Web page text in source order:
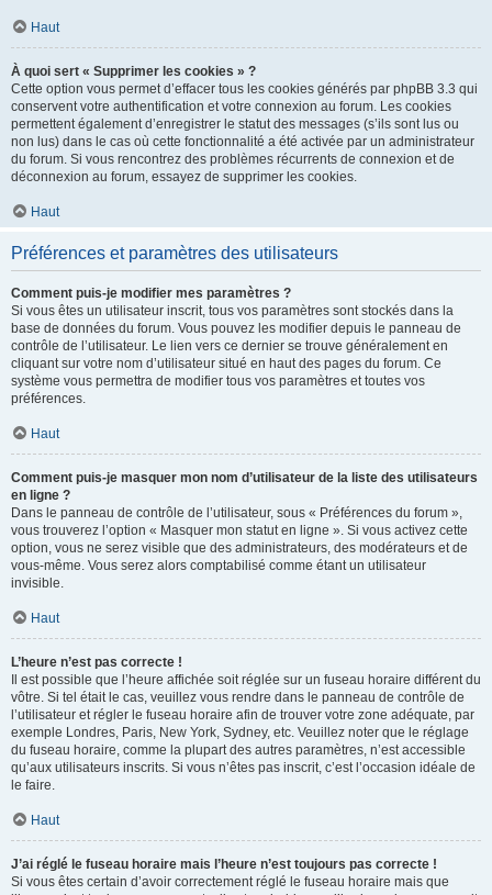
Haut
À quoi sert « Supprimer les cookies » ?
Cette option vous permet d’effacer tous les cookies générés par phpBB 3.3 qui
conservent votre authentification et votre connexion au forum. Les cookies
permettent également d’enregistrer le statut des messages (s’ils sont lus ou
non lus) dans le cas où cette fonctionnalité a été activée par un administrateur
du forum. Si vous rencontrez des problèmes récurrents de connexion et de
déconnexion au forum, essayez de supprimer les cookies.
Haut
Préférences et paramètres des utilisateurs
Comment puis-je modifier mes paramètres ?
Si vous êtes un utilisateur inscrit, tous vos paramètres sont stockés dans la
base de données du forum. Vous pouvez les modifier depuis le panneau de
contrôle de l’utilisateur. Le lien vers ce dernier se trouve généralement en
cliquant sur votre nom d’utilisateur situé en haut des pages du forum. Ce
système vous permettra de modifier tous vos paramètres et toutes vos
préférences.
Haut
Comment puis-je masquer mon nom d’utilisateur de la liste des utilisateurs
en ligne ?
Dans le panneau de contrôle de l’utilisateur, sous « Préférences du forum »,
vous trouverez l’option « Masquer mon statut en ligne ». Si vous activez cette
option, vous ne serez visible que des administrateurs, des modérateurs et de
vous-même. Vous serez alors comptabilisé comme étant un utilisateur
invisible.
Haut
L’heure n’est pas correcte !
Il est possible que l’heure affichée soit réglée sur un fuseau horaire différent du
vôtre. Si tel était le cas, veuillez vous rendre dans le panneau de contrôle de
l’utilisateur et régler le fuseau horaire afin de trouver votre zone adéquate, par
exemple Londres, Paris, New York, Sydney, etc. Veuillez noter que le réglage
du fuseau horaire, comme la plupart des autres paramètres, n’est accessible
qu’aux utilisateurs inscrits. Si vous n’êtes pas inscrit, c’est l’occasion idéale de
le faire.
Haut
J’ai réglé le fuseau horaire mais l’heure n’est toujours pas correcte !
Si vous êtes certain d’avoir correctement réglé le fuseau horaire mais que